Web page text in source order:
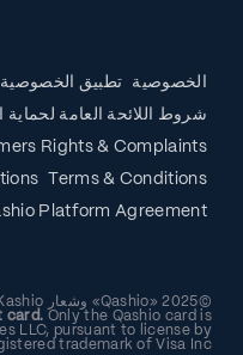
الخصوصية
تطبيق الخصوصية
شروط اللائحة العامة لحماية
Rights & Complaints
Terms & Conditions
Platform Agreement
©2025 «Qashio» وشعار Kashio هما علامتان تجاريتان مسجلتان.
card. Only the Qashio card is
LLC, pursuant to license by
trademark of Visa Inc.